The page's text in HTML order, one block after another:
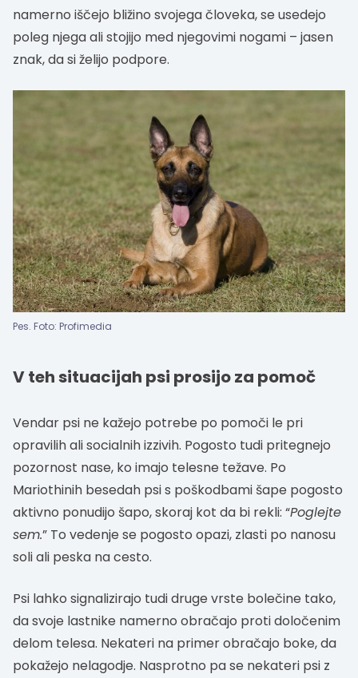
namerno iščejo bližino svojega človeka, se usedejo
poleg njega ali stojijo med njegovimi nogami – jasen
znak, da si želijo podpore.
Pes. Foto: Profimedia
V teh situacijah psi prosijo za pomoč
Vendar psi ne kažejo potrebe po pomoči le pri
opravilih ali socialnih izzivih. Pogosto tudi pritegnejo
pozornost nase, ko imajo telesne težave. Po
Mariothinih besedah ​​psi s poškodbami šape pogosto
aktivno ponudijo šapo, skoraj kot da bi rekli: “Poglejte
sem.” To vedenje se pogosto opazi, zlasti po nanosu
soli ali peska na cesto.
Psi lahko signalizirajo tudi druge vrste bolečine tako,
da svoje lastnike namerno obračajo proti določenim
delom telesa. Nekateri na primer obračajo boke, da
pokažejo nelagodje. Nasprotno pa se nekateri psi z